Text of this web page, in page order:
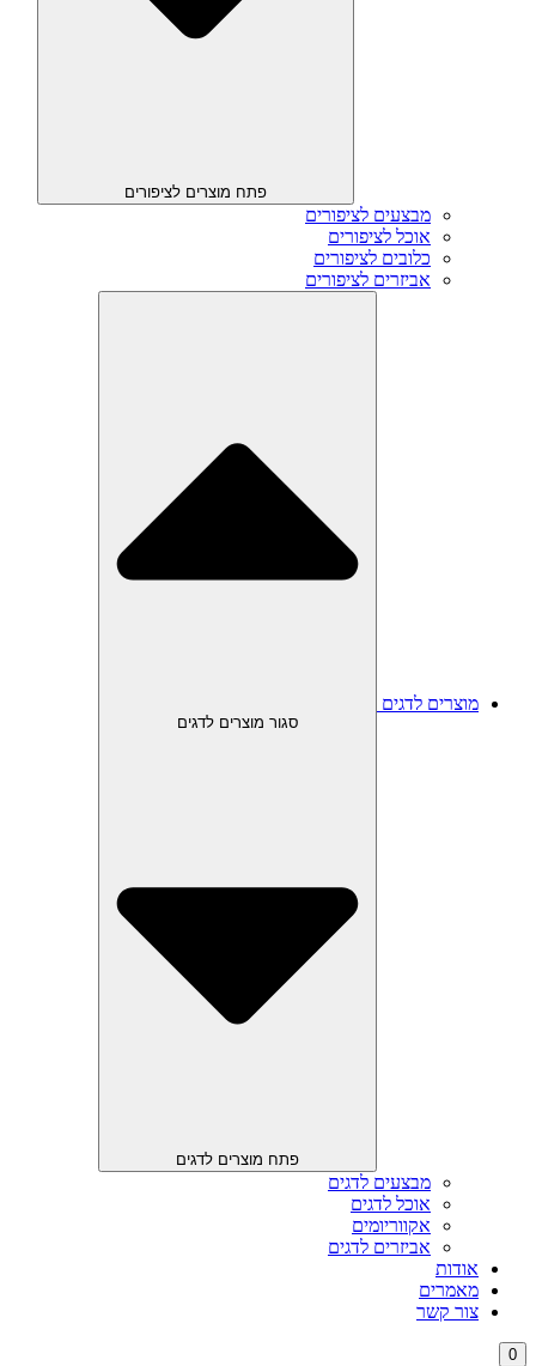
פתח מוצרים לציפורים
מבצעים לציפורים
אוכל לציפורים
כלובים לציפורים
אביזרים לציפורים
מוצרים לדגים
סגור מוצרים לדגים
פתח מוצרים לדגים
מבצעים לדגים
אוכל לדגים
אקווריומים
אביזרים לדגים
אודות
מאמרים
צור קשר
0